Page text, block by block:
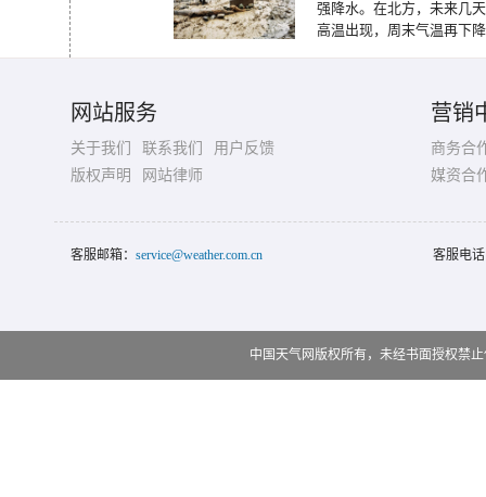
强降水。在北方，未来几
高温出现，周末气温再下
网站服务
关于我们 联系我们
用户反馈
版权声明
网站律师
营销
商务合
媒资合
客服邮箱： service@weather.com.cn 客服电
中国天气网版权所有，未经书面授权